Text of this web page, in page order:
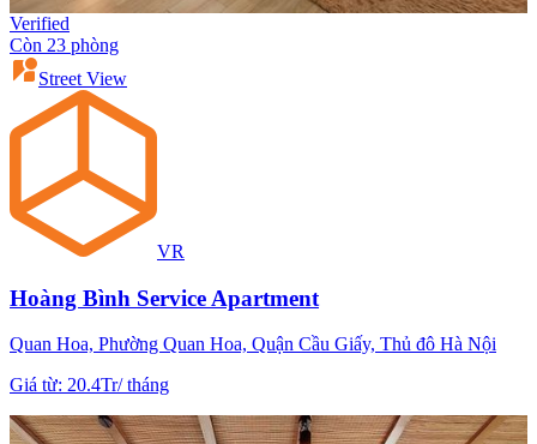
Verified
Còn 23 phòng
Street View
VR
Hoàng Bình Service Apartment
Quan Hoa, Phường Quan Hoa, Quận Cầu Giấy, Thủ đô Hà Nội
Giá từ: 20.4Tr/tháng